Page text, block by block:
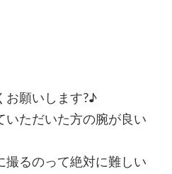
お願いします?♪
いただいた方の腕が良い
撮るのって絶対に難しい